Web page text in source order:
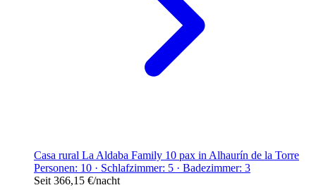
Casa rural La Aldaba Family 10 pax in Alhaurín de la Torre
Personen: 10 · Schlafzimmer: 5 · Badezimmer: 3
Seit 366,15 €/nacht